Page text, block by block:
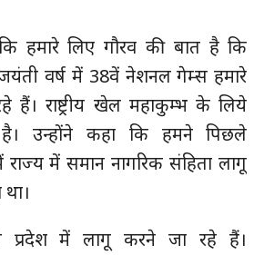
हमारे लिए गौरव की बात है कि
वर्ष में 38वें नेशनल गेम्स हमारे
हैं। राष्ट्रीय खेल महाकुम्भ के लिये
है। उन्होंने कहा कि हमने पिछले
राज्य में समान नागरिक संहिता लागू
में लागू करने जा रहे हैं।